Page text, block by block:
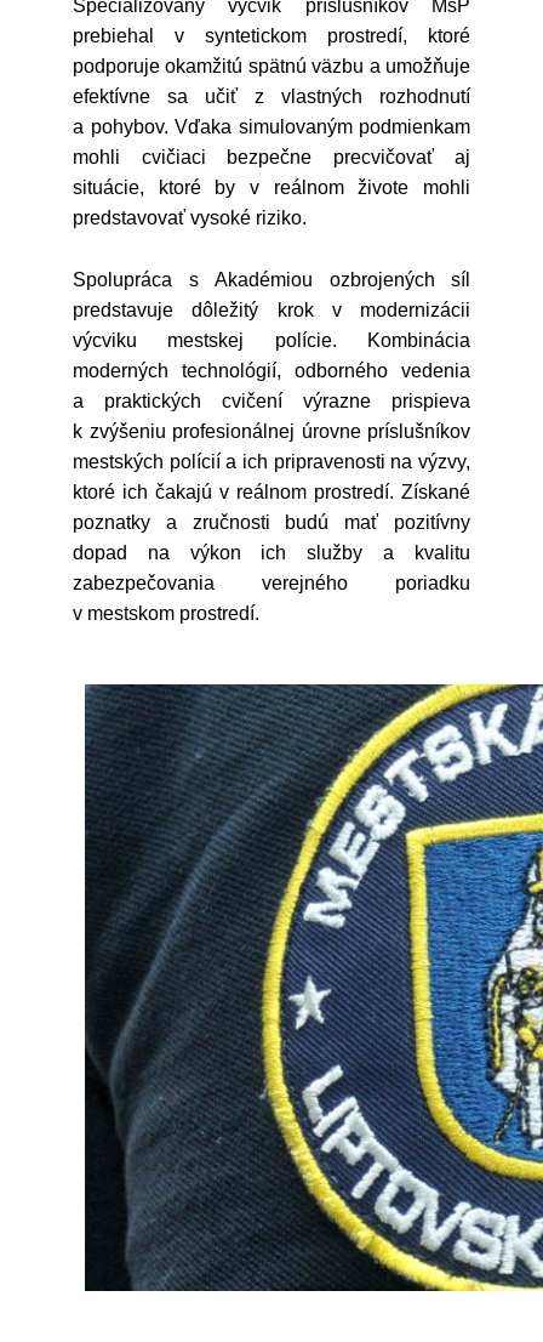
Špecializovaný výcvik príslušníkov MsP
prebiehal v syntetickom prostredí, ktoré
podporuje okamžitú spätnú väzbu a umožňuje
efektívne sa učiť z vlastných rozhodnutí
a pohybov. Vďaka simulovaným podmienkam
mohli cvičiaci bezpečne precvičovať aj
situácie, ktoré by v reálnom živote mohli
predstavovať vysoké riziko.
Spolupráca s Akadémiou ozbrojených síl
predstavuje dôležitý krok v modernizácii
výcviku mestskej polície. Kombinácia
moderných technológií, odborného vedenia
a praktických cvičení výrazne prispieva
k zvýšeniu profesionálnej úrovne príslušníkov
mestských polícií a ich pripravenosti na výzvy,
ktoré ich čakajú v reálnom prostredí. Získané
poznatky a zručnosti budú mať pozitívny
dopad na výkon ich služby a kvalitu
zabezpečovania verejného poriadku
v mestskom prostredí.